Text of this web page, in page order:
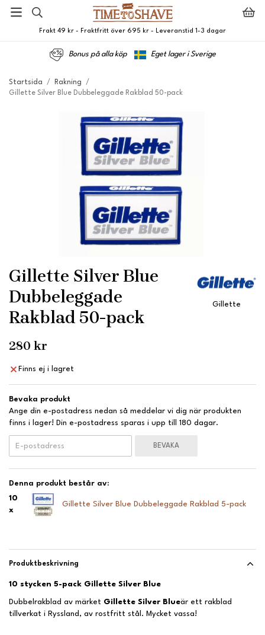
Frakt 49 kr - Fraktfritt över 695 kr - Leveranstid 1-3 dagar
Bonus på alla köp Eget lager i Sverige
Startsida / Rakning
/
Gillette Silver Blue Dubbeleggade Rakblad 50-pack
Gillette Silver Blue
Dubbeleggade
Rakblad 50-pack
Gillette
280 kr
Finns ej i lagret
Bevaka produkt
Ange din e-postadress nedan så meddelar vi dig när produkten
finns i lager! Din e-postadress sparas i upp till 180 dagar.
BEVAKA
Denna produkt består av:
10
x
Gillette Silver Blue Dubbeleggade Rakblad 5-pack
Produktbeskrivning
10 stycken 5-pack Gillette Silver Blue
Dubbelrakblad av märket Gillette Silver Blueär ett rakblad
tillverkat i Ryssland, av rostfritt stål. Mycket vassa!